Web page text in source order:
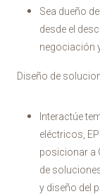
Sea dueño
desde el
negociación
Diseño de
Interactúe
eléctricos,
posicionar a
de
y diseño del